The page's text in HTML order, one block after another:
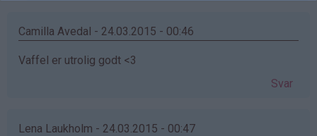
bekreftet)
Camilla Avedal - 24.03.2015 - 00:46
Vaffel er utrolig godt <3
Svar
Lena Laukholm - 24.03.2015 - 00:47